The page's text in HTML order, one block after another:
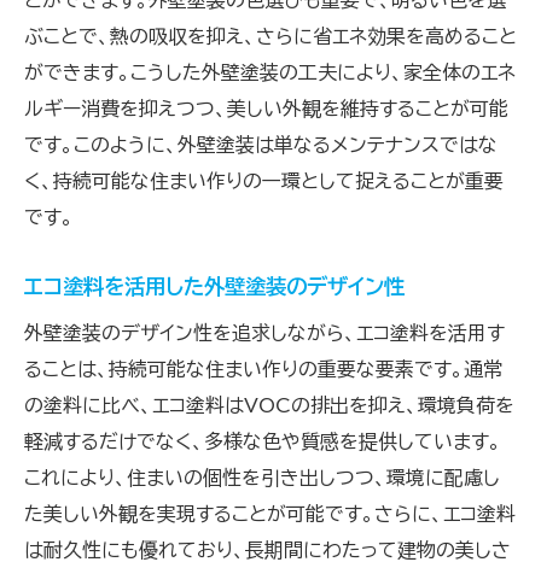
ぶことで、熱の吸収を抑え、さらに省エネ効果を高めること
ができます。こうした外壁塗装の工夫により、家全体のエネ
ルギー消費を抑えつつ、美しい外観を維持することが可能
です。このように、外壁塗装は単なるメンテナンスではな
く、持続可能な住まい作りの一環として捉えることが重要
です。
エコ塗料を活用した外壁塗装のデザイン性
外壁塗装のデザイン性を追求しながら、エコ塗料を活用す
ることは、持続可能な住まい作りの重要な要素です。通常
の塗料に比べ、エコ塗料はVOCの排出を抑え、環境負荷を
軽減するだけでなく、多様な色や質感を提供しています。
これにより、住まいの個性を引き出しつつ、環境に配慮し
た美しい外観を実現することが可能です。さらに、エコ塗料
は耐久性にも優れており、長期間にわたって建物の美しさ